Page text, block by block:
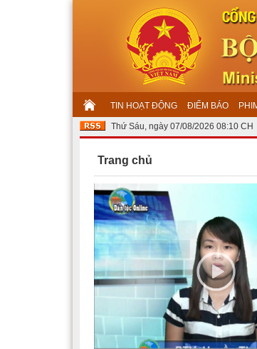
TIN HOẠT ĐỘNG ĐIỂM BÁO
Thứ Sáu, ngày 07/08/2026 08:10 CH
Trang chủ